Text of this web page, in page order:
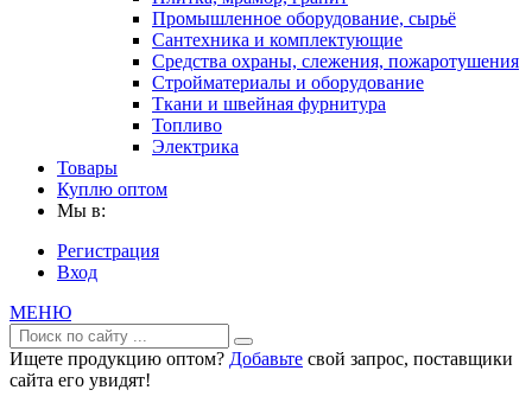
Промышленное оборудование, сырьё
Сантехника и комплектующие
Средства охраны, слежения, пожаротушения
Стройматериалы и оборудование
Ткани и швейная фурнитура
Топливо
Электрика
Товары
Куплю оптом
Мы в:
Регистрация
Вход
МЕНЮ
Ищете продукцию оптом? Добавьте свой запрос, поставщики
сайта его увидят!